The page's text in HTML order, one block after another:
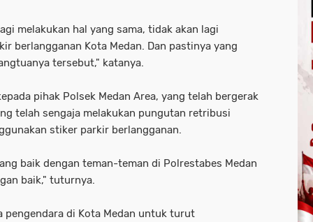
melakukan hal yang sama, tidak akan lagi
berlangganan Kota Medan. Dan pastinya yang
tersebut," katanya.
pihak Polsek Medan Area, yang telah bergerak
telah sengaja melakukan pungutan retribusi
stiker parkir berlangganan.
baik dengan teman-teman di Polrestabes Medan
baik," tuturnya.
pengendara di Kota Medan untuk turut